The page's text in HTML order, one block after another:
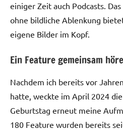
einiger Zeit auch Podcasts.
ohne bildliche Ablenkung
eigene Bilder im Kopf.
Ein Feature gemeinsam
Nachdem ich bereits vor
hatte, weckte im April 2024
Geburtstag erneut meine
180 Feature wurden bereits